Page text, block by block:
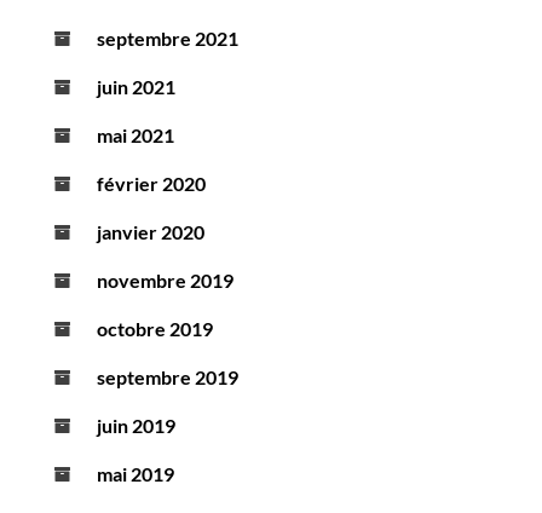
septembre 2021
juin 2021
mai 2021
février 2020
janvier 2020
novembre 2019
octobre 2019
septembre 2019
juin 2019
mai 2019